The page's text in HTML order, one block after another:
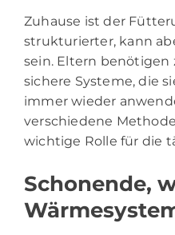
Zuhause ist der
strukturierter, kann
sein. Eltern benötigen
sichere Systeme, die
immer wieder
verschiedene
wichtige Rolle für die
Schonende,